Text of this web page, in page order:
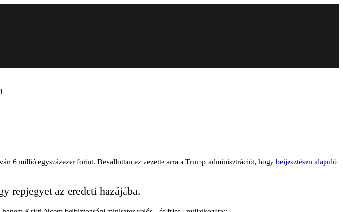
6 millió egyszázezer forint. Bevallottan ez vezette arra a Trump-adminisztrációt, hogy beijesztésen alapuló
repjegyet az eredeti hazájába.